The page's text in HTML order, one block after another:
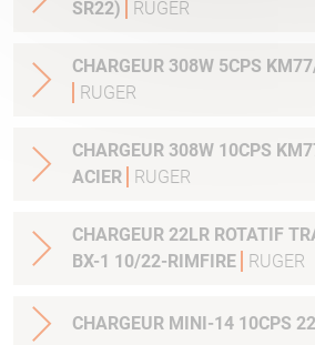
SR22)
RUGER
RUGER
CHARGEUR 308W 10CPS KM77/SCOUT/RPR
ACIER
RUGER
CHARGEUR 22LR ROTATIF
BX-1 10/22-RIMFIRE
RUGER
CHARGEUR MINI-14 10CPS